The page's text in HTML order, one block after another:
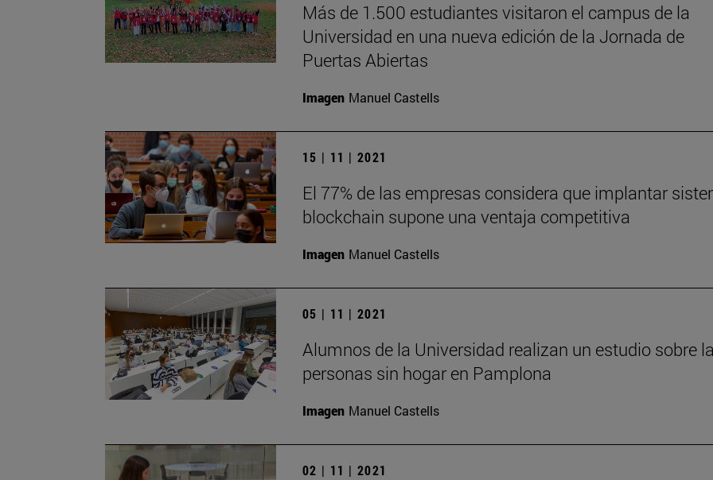
Más de 1.500 estudiantes visitaron el campus de la
Universidad en una nueva edición de la Jornada de
Puertas Abiertas
Imagen Manuel Castells
15 | 11 | 2021
El 77% de las empresas considera que implantar
blockchain supone una ventaja competitiva
Imagen Manuel Castells
05 | 11 | 2021
Alumnos de la Universidad realizan un estudio sobre
personas sin hogar en Pamplona
Imagen Manuel Castells
02 | 11 | 2021